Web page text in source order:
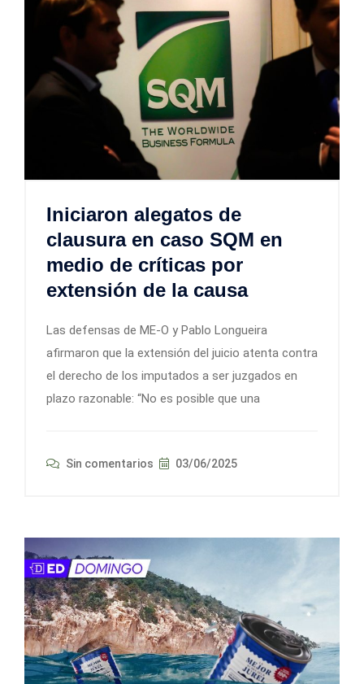
Iniciaron alegatos de
clausura en caso SQM en
medio de críticas por
extensión de la causa
Las defensas de ME-O y Pablo Longueira
afirmaron que la extensión del juicio atenta contra
el derecho de los imputados a ser juzgados en
plazo razonable: “No es posible que una
Sin comentarios 03/06/2025